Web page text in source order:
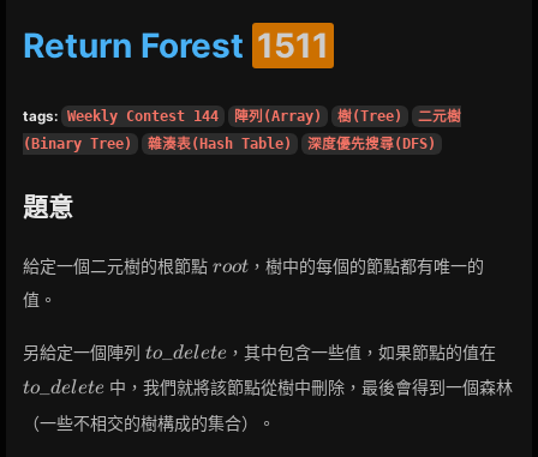
Return Forest 1511
tags: Weekly Contest 144 陣列(Array) 樹(Tree)
二元樹
(Binary Tree)
雜湊表(Hash Table) 深度優先搜尋(DFS)
題意
給定一個二元樹的根節點 root
root ，樹中的每個的節點都有唯一的
值。
另給定一個陣列 to\_delete
to_delete ，其中包含一些值，如果節點的值在
to_delete 中，我們就將該節點從樹中刪除，最後會得到一個森林
（一些不相交的樹構成的集合）。